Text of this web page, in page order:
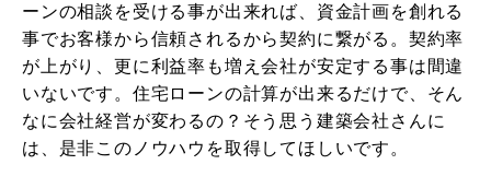
ーンの相談を受ける事が出来れば、資金計画を創れる
事でお客様から信頼されるから契約に繋がる。契約率
が上がり、更に利益率も増え会社が安定する事は間違
いないです。住宅ローンの計算が出来るだけで、そん
なに会社経営が変わるの？そう思う建築会社さんに
は、是非このノウハウを取得してほしいです。